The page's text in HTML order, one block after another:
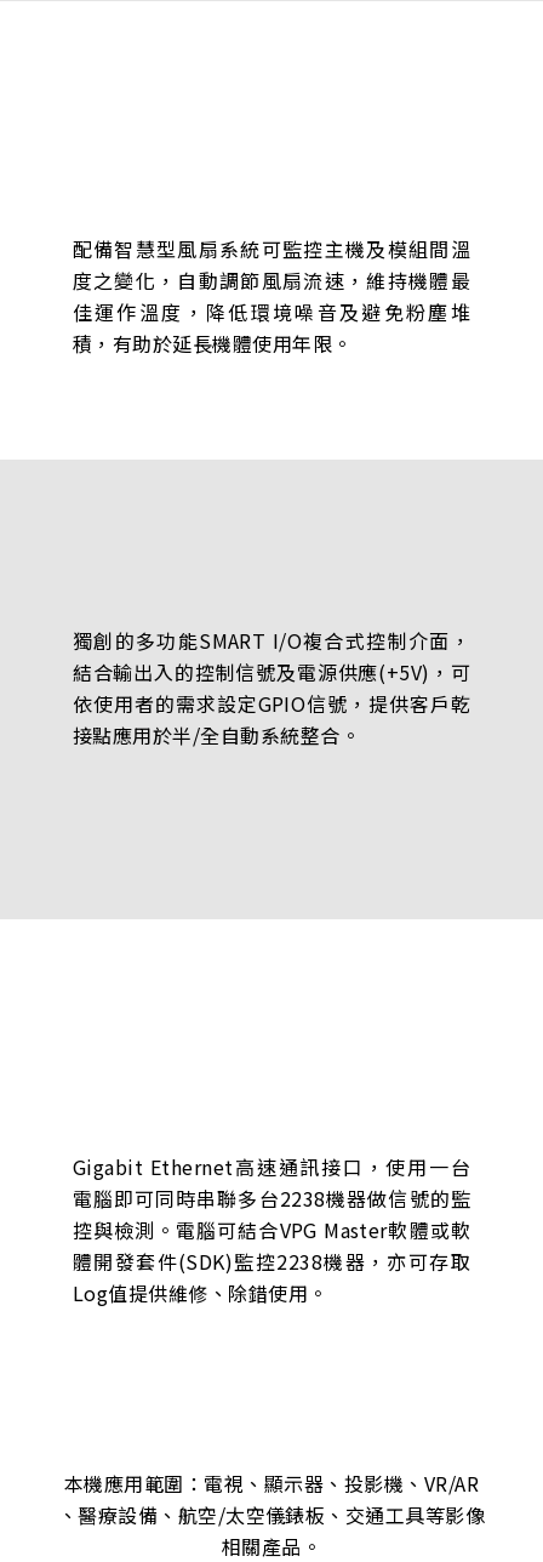
配備智慧型風扇系統可監控主機及模組間溫
度之變化，自動調節風扇流速，維持機體最
佳運作溫度，降低環境噪音及避免粉塵堆
積，有助於延長機體使用年限。
獨創的多功能SMART I/O複合式控制介面，
結合輸出入的控制信號及電源供應(+5V)，可
依使用者的需求設定GPIO信號，提供客戶乾
接點應用於半/全自動系統整合。
Gigabit Ethernet高速通訊接口，使用一台
電腦即可同時串聯多台2238機器做信號的監
控與檢測。電腦可結合VPG Master軟體或軟
體開發套件(SDK)監控2238機器，亦可存取
Log值提供維修、除錯使用。
本機應用範圍：電視、顯示器、投影機、VR/AR
、醫療設備、航空/太空儀錶板、交通工具等影像
相關產品。